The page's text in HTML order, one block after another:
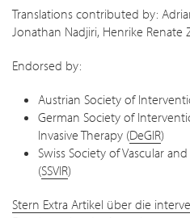
Translations contributed by:
Jonathan Nadjiri, Henrike Renate
Endorsed by:
Austrian Society of
German Society of
Invasive Therapy (DeGIR)
Swiss Society of Vascular
(SSVIR)
Stern Extra Artikel über die